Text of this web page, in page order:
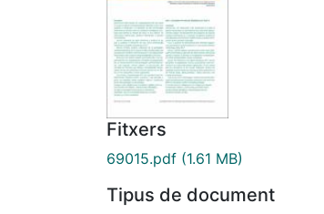
Fitxers
69015.pdf (1.61 MB)
Tipus de document